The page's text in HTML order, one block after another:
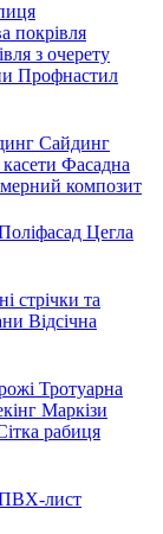
покрівля
з очерету
Профнастил
Сайдинг
Фасадна
композит
Цегла
стрічки та
Відсічна
Тротуарна
Маркізи
рабиця
лист